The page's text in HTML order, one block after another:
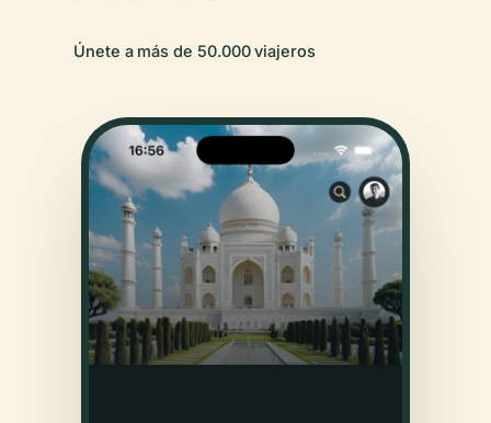
Únete a más de 50.000 viajeros